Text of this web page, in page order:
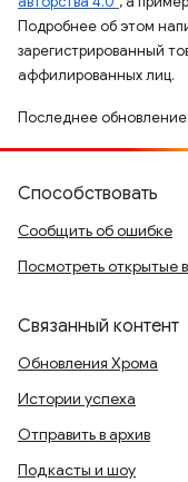
Подробнее об этом
зарегистрированный
аффилированных лиц.
Последнее
Способствовать
Сообщить об ошибке
Посмотреть открытые
Связанный контент
Обновления Хрома
Истории успеха
Отправить в архив
Подкасты и шоу